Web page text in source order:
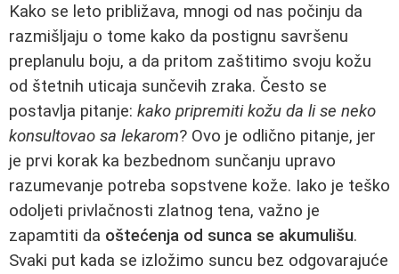
Kako se leto približava, mnogi od nas počinju da
razmišljaju o tome kako da postignu savršenu
preplanulu boju, a da pritom zaštitimo svoju kožu
od štetnih uticaja sunčevih zraka. Često se
postavlja pitanje: kako pripremiti kožu da li se neko
konsultovao sa lekarom? Ovo je odlično pitanje, jer
je prvi korak ka bezbednom sunčanju upravo
razumevanje potreba sopstvene kože. Iako je teško
odoljeti privlačnosti zlatnog tena, važno je
zapamtiti da oštećenja od sunca se akumulišu.
Svaki put kada se izložimo suncu bez odgovarajuće